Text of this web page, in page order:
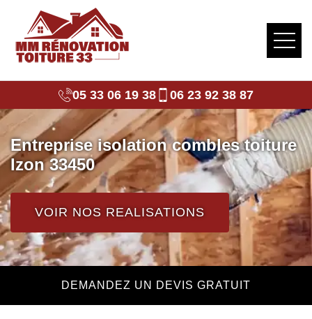
05 33 06 19 38 06 23 92 38 87
Entreprise isolation combles toiture
Izon 33450
VOIR NOS REALISATIONS
DEMANDEZ UN DEVIS GRATUIT